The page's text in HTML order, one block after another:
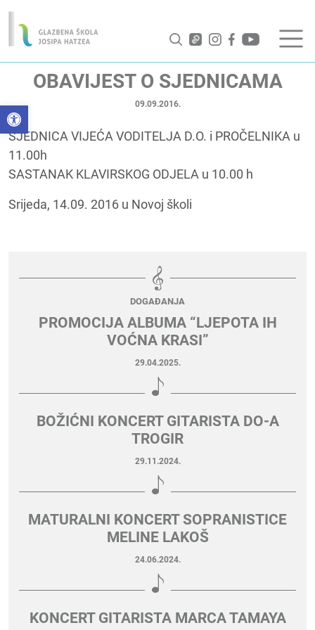
Open toolbar
OBAVIJEST O SJEDNICAMA
09.09.2016.
SJEDNICA VIJEĆA VODITELJA D.O. i PROČELNIKA u
11.00h
SASTANAK KLAVIRSKOG ODJELA u 10.00 h
Srijeda, 14.09. 2016 u Novoj školi
DOGAĐANJA
PROMOCIJA ALBUMA “LJEPOTA IH
VOĆNA KRASI”
29.04.2025.
BOŽIĆNI KONCERT GITARISTA DO-A
TROGIR
29.11.2024.
MATURALNI KONCERT SOPRANISTICE
MELINE LAKOŠ
24.06.2024.
KONCERT GITARISTA MARCA TAMAYA